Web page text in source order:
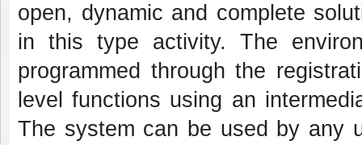
open, dynamic and complete
in this type activity. The
programmed through the
level functions using an
The system can be used by any